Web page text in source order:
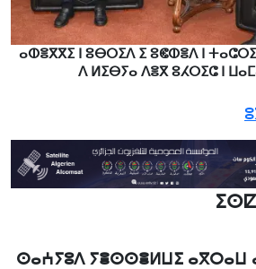
ⴰⵀⴻⴳⴳⵉ ⵏ ⵓⴱⵔⵉⴷ ⵉ ⵓⵞⵀⴻⴷ ⵏ
ⴷ ⵍⵉⴱⵢⴰ ⴷⴻⴳ ⵓⵃⵔⵉⵛ ⵏ
ⵙⴰⵄⵢⵓⴷ ⵢⴻⵙⵙⴻⵍⵡⵉ ⴰⴳⵔⴰⵡ